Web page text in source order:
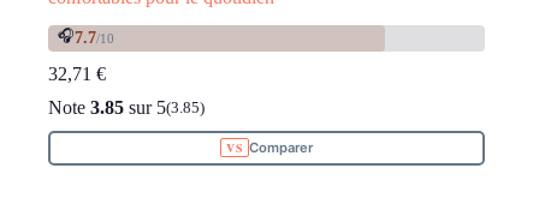
🎧7.7/10
32,71 €
Note 3.85 sur 5(3.85)
Comparer